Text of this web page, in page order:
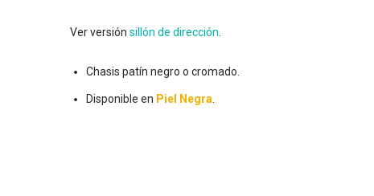
Ver versión sillón de dirección
Chasis patín negro o cromado.
Disponible en Piel Negra